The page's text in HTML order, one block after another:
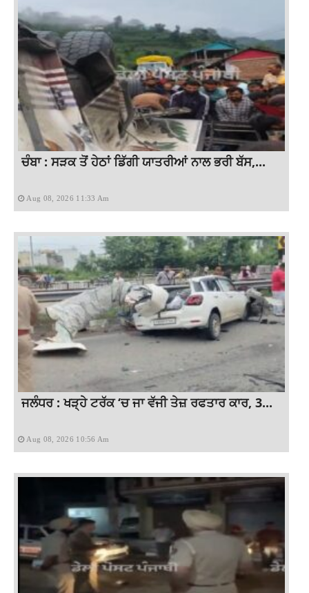
ਚੰਬਾ : ਸੜਕ ਤੋਂ ਹੇਠਾਂ ਡਿੱਗੀ ਯਾਤਰੀਆਂ ਨਾਲ ਭਰੀ ਬੱਸ,...
Aug 08, 2026 11:33 Am
ਜਲੰਧਰ : ਖੜ੍ਹੇ ਟਰੱਕ ‘ਚ ਜਾ ਵੱਜੀ ਤੇਜ਼ ਰਫਤਾਰ ਕਾਰ, 3...
Aug 08, 2026 10:56 Am